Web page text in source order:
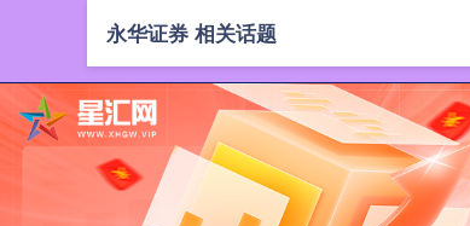
永华证券 相关话题